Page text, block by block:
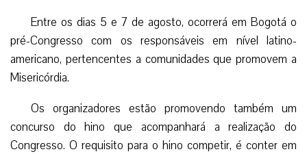
Entre os dias 5 e 7 de agosto, ocorrerá em Bogotá o
pré-Congresso com os responsáveis em nível latino-
americano, pertencentes a comunidades que promovem a
Misericórdia.
Os organizadores estão promovendo também um
concurso do hino que acompanhará a realização do
Congresso. O requisito para o hino competir, é conter em